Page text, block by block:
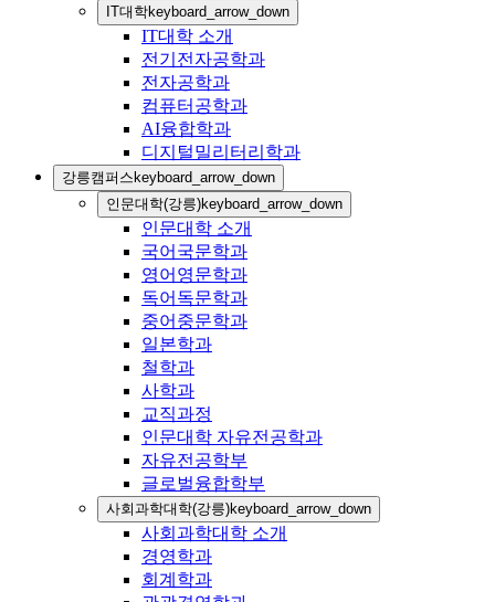
IT대학keyboard_arrow_down
IT대학 소개
전기전자공학과
전자공학과
컴퓨터공학과
AI융합학과
디지털밀리터리학과
강릉캠퍼스keyboard_arrow_down
인문대학(강릉)keyboard_arrow_down
인문대학 소개
국어국문학과
영어영문학과
독어독문학과
중어중문학과
일본학과
철학과
사학과
교직과정
인문대학 자유전공학과
자유전공학부
글로벌융합학부
사회과학대학(강릉)keyboard_arrow_down
사회과학대학 소개
경영학과
회계학과